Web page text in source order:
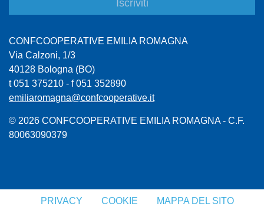
CONFCOOPERATIVE EMILIA ROMAGNA
Via Calzoni, 1/3
40128 Bologna (BO)
t 051 375210 - f 051 352890
emiliaromagna@confcooperative.it
© 2026 CONFCOOPERATIVE EMILIA ROMAGNA - C.F.
80063090379
PRIVACY COOKIE MAPPA DEL SITO